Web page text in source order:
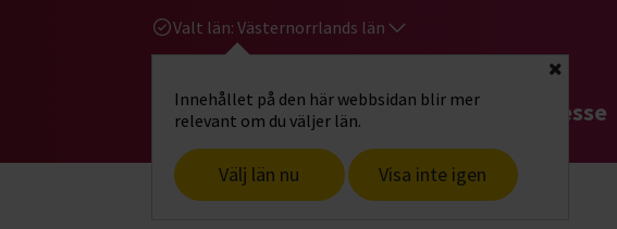
Valt län: Västernorrlands län
Innehållet på den här webbsidan blir mer
relevant om du väljer län.
Välj län nu Visa inte igen
Stäng
Gå till studiefrämjandets startsidaHitta intresse